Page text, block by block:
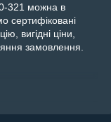
321 можна в
сертифіковані
вигідні ціни,
замовлення.